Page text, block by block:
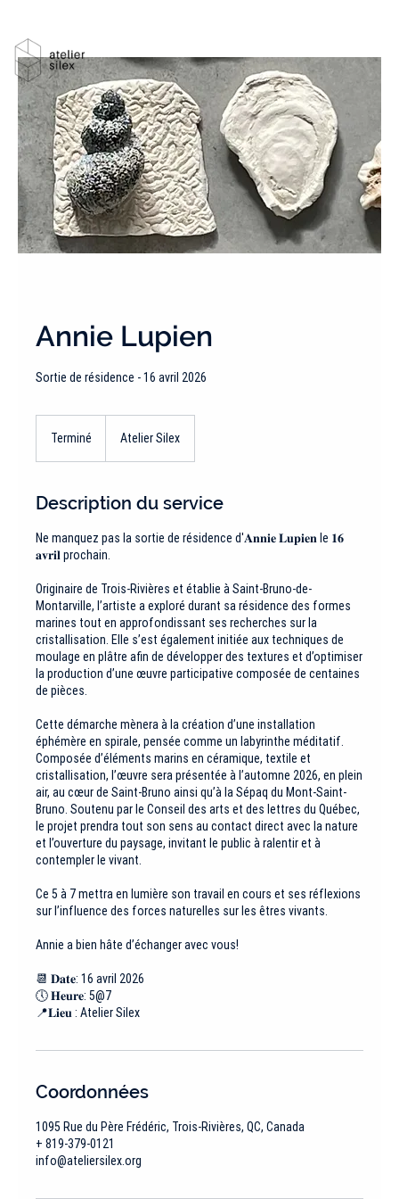
Annie Lupien
Sortie de résidence - 16 avril 2026
Terminé
i
é
Atelier Silex
Description du service
Ne manquez pas la sortie de résidence d'𝐀𝐧𝐧𝐢𝐞 𝐋𝐮𝐩𝐢𝐞𝐧 le 𝟏𝟔
𝐚𝐯𝐫𝐢𝐥 prochain.
Originaire de Trois-Rivières et établie à Saint-Bruno-de-
Montarville, l’artiste a exploré durant sa résidence des formes
marines tout en approfondissant ses recherches sur la
cristallisation. Elle s’est également initiée aux techniques de
moulage en plâtre afin de développer des textures et d’optimiser
la production d’une œuvre participative composée de centaines
de pièces.
Cette démarche mènera à la création d’une installation
éphémère en spirale, pensée comme un labyrinthe méditatif.
Composée d’éléments marins en céramique, textile et
cristallisation, l’œuvre sera présentée à l’automne 2026, en plein
air, au cœur de Saint-Bruno ainsi qu’à la Sépaq du Mont-Saint-
Bruno. Soutenu par le Conseil des arts et des lettres du Québec,
le projet prendra tout son sens au contact direct avec la nature
et l’ouverture du paysage, invitant le public à ralentir et à
contempler le vivant.
Ce 5 à 7 mettra en lumière son travail en cours et ses réflexions
sur l’influence des forces naturelles sur les êtres vivants.
Annie a bien hâte d’échanger avec vous!
📆 𝐃𝐚𝐭𝐞: 16 avril 2026
🕔 𝐇𝐞𝐮𝐫𝐞: 5@7
📍𝐋𝐢𝐞𝐮 : Atelier Silex
Coordonnées
1095 Rue du Père Frédéric, Trois-Rivières, QC, Canada
+ 819-379-0121
info@ateliersilex.org